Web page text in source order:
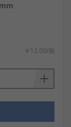
￥12.00/個